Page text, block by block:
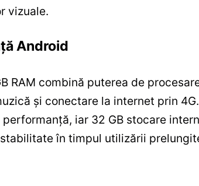
vizuale.
Android
RAM combină puterea de
și conectare la internet prin
iar 32 GB stocare
în timpul utilizării